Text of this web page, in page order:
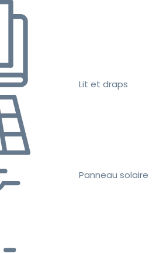
Lit et draps
Panneau solaire